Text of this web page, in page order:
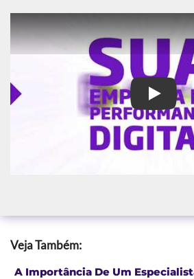
Veja Também:
A Importância De Um